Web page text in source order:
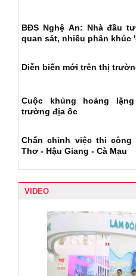
BĐS Nghệ An: Nhà đầu
quan sát, nhiều phân khúc
Diễn biến mới trên thị
Cuộc khủng hoảng
trường địa ốc
Chấn chỉnh việc thi công
Thơ - Hậu Giang - Cà Mau
VIDEO